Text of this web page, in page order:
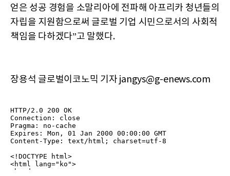
얻은 성공 경험을 소말리아에 전파해 아프리카 청년들의
자립을 지원함으로써 글로벌 기업 시민으로서의 사회적
책임을 다하겠다”고 말했다.
장용석 글로벌이코노믹 기자 jangys@g-enews.com